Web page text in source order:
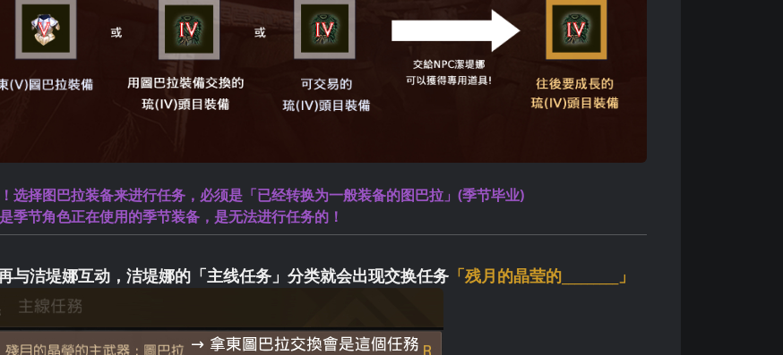
选择图巴拉装备来进行任务，必须是「已经转换为一般装备的图巴拉」(季节毕业)
季节角色正在使用的季节装备，是无法进行任务的！
洁堤娜互动，洁堤娜的「主线任务」分类就会出现交换任务 「残月的晶莹的_________」